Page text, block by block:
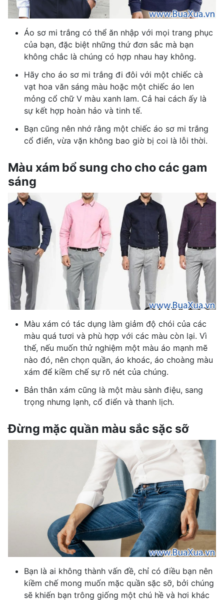
Áo sơ mi trắng có thể ăn nhập với mọi trang phục
của bạn, đặc biệt những thứ đơn sắc mà bạn
không chắc là chúng có hợp nhau hay không.
Hãy cho áo sơ mi trắng đi đôi với một chiếc cà
vạt hoa văn sáng màu hoặc một chiếc áo len
mỏng cổ chữ V màu xanh lam. Cả hai cách ấy là
sự kết hợp hoàn hảo và tinh tế.
Bạn cũng nên nhớ rằng một chiếc áo sơ mi trắng
cổ điển, vừa vặn không bao giờ bị coi là lỗi thời.
Màu xám bổ sung cho cho các gam
sáng
Màu xám có tác dụng làm giảm độ chói của các
màu quá tươi và phù hợp với các màu còn lại. Vì
thế, nếu muốn thử nghiệm một màu áo mạnh mẽ
nào đó, nên chọn quần, áo khoác, áo choàng màu
xám để kiềm chế sự rõ nét của chúng.
Bản thân xám cũng là một màu sành điệu, sang
trọng nhưng lạnh, cổ điển và thanh lịch.
Đừng mặc quần màu sắc sặc sỡ
Bạn là ai không thành vấn đề, chỉ có điều bạn nên
kiềm chế mong muốn mặc quần sặc sỡ, bởi chúng
sẽ khiến bạn trông giống một chú hề và hơi khác